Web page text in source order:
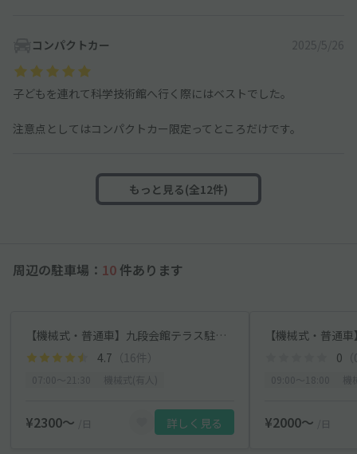
コンパクトカー 2025/5/26
子どもを連れて科学技術館へ行く際にはベストでした。
注意点としてはコンパクトカー限定ってところだけです。
もっと見る(全12件)
周辺の駐車場： 10 件あります
【機械式・普通車】九段会館テラス駐車場【月〜土 7:00〜21:30】
4.7 （16件）
¥2300〜 /日 詳しく見る
0
¥2000〜 /日